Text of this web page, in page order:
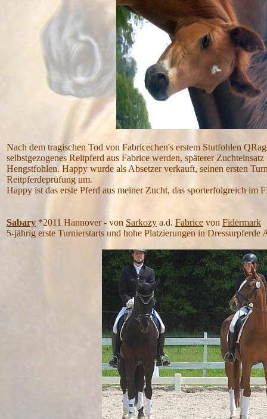
Nach dem tragischen Tod von Fabricechen's erstem Stutfohlen
selbstgezogenes Reitpferd aus Fabrice werden, späterer
Hengstfohlen. Happy wurde als Absetzer verkauft, seinen ersten
Reitpferdeprüfung um.
Happy ist das erste Pferd aus meiner Zucht, das sporterfolgreich im
Sabary *2011 Hannover - von Sarkozy a.d. Fabrice von Fidermark
5-jährig erste Turnierstarts und hohe Platzierungen in Dressurpferde